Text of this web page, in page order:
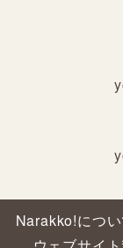
Narakko!につい